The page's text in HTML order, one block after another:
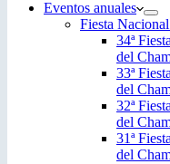
Eventos anuales
Fiesta
34ª
del
33ª
del
32ª
del
31ª
del